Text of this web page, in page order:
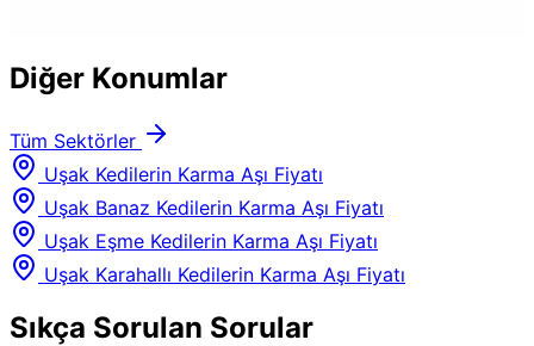
Diğer Konumlar
Tüm Sektörler
Uşak Kedilerin Karma Aşı Fiyatı
Uşak Banaz Kedilerin Karma Aşı Fiyatı
Uşak Eşme Kedilerin Karma Aşı Fiyatı
Uşak Karahallı Kedilerin Karma Aşı Fiyatı
Sıkça Sorulan Sorular